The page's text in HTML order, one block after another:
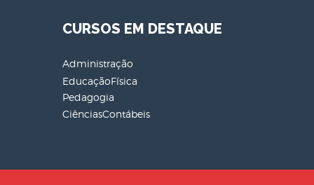
CURSOS EM DESTAQUE
Administração
EducaçãoFísica
Pedagogia
CiênciasContábeis